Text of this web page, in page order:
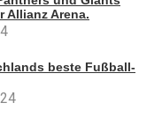
Allianz Arena.
beste Fußball-